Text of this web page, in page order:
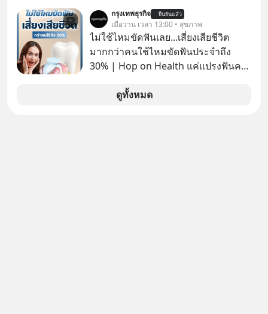
เปลี่ยนสี” McConaughey ดาราดาวรุ่ง
ในยุคหนึ่ง เคยปฏิเสธเงินค่าตัวหนังรอม
คอมที่สูงถึง 14.5 ล้านดอลลาร์ (หรือ
ราว 500 ล้านบาท) เพียงเพราะเขาไม่
ตามมาคือ โทรศัพท์ของเขากลายเป็น
ความเงียบสนิทนานถึง 14 เดือนเต็ม แต่
กรุงเทพธุรกิจ ยืนยันแล้ว
เมื่อวาน เวลา 13:00 • สุขภาพ
ไม่ใช้ไหมขัดฟันเลย...เสี่ยงเสียชีวิต
มากกว่าคนใช้ไหมขัดฟันประจำถึง
30% | Hop on Health แค่แปรงฟันคง
อายุ 5,000 คน มีข้อมูลที่น่าสนใจเกี่ยว
ดูทั้งหมด